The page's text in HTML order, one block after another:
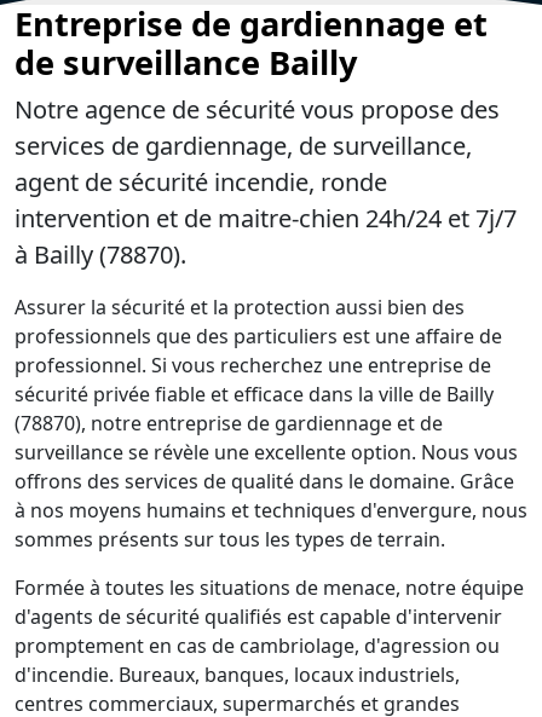
Entreprise de gardiennage et
de surveillance Bailly
Notre agence de sécurité vous propose des
services de gardiennage, de surveillance,
agent de sécurité incendie, ronde
intervention et de maitre-chien 24h/24 et 7j/7
à Bailly (78870).
Assurer la sécurité et la protection aussi bien des
professionnels que des particuliers est une affaire de
professionnel. Si vous recherchez une entreprise de
sécurité privée fiable et efficace dans la ville de Bailly
(78870), notre entreprise de gardiennage et de
surveillance se révèle une excellente option. Nous vous
offrons des services de qualité dans le domaine. Grâce
à nos moyens humains et techniques d'envergure, nous
sommes présents sur tous les types de terrain.
Formée à toutes les situations de menace, notre équipe
d'agents de sécurité qualifiés est capable d'intervenir
promptement en cas de cambriolage, d'agression ou
d'incendie. Bureaux, banques, locaux industriels,
centres commerciaux, supermarchés et grandes